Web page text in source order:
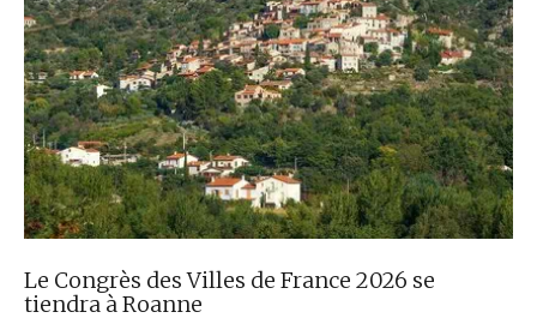
Le Congrès des Villes de France 2026 se
tiendra à Roanne